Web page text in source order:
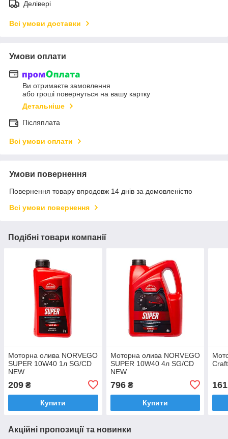
Делівері
Всі умови доставки
Умови оплати
Ви отримаєте замовлення
або гроші повернуться на вашу картку
Детальніше
Післяплата
Всі умови оплати
Умови повернення
Повернення товару впродовж 14 днів за домовленістю
Всі умови повернення
Подібні товари компанії
Моторна олива NORVEGO
SUPER 10W40 1л SG/CD
NEW
209 ₴
Купити
Моторна олива NORVEGO
SUPER 10W40 4л SG/CD
NEW
796₴
Купити
161
Акційні пропозиції та новинки